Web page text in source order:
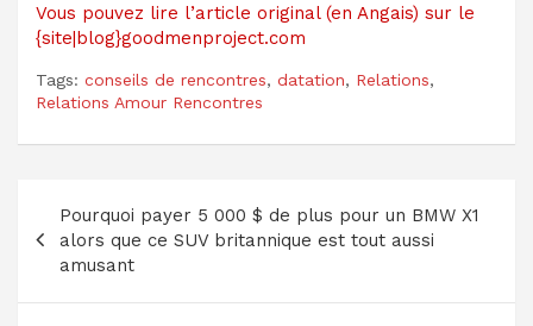
Vous pouvez lire l’article original (en Angais) sur le
{site|blog}goodmenproject.com
Tags: conseils de rencontres, datation, Relations,
Relations Amour Rencontres
de
l’article
Pourquoi payer 5 000 $ de plus pour un BMW X1
alors que ce SUV britannique est tout aussi
amusant